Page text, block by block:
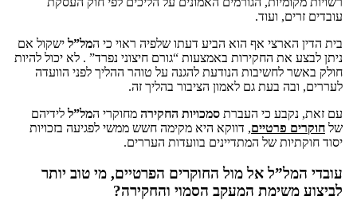
עובדים זרים, ועוד.
בית הדין הארצי אף הוא הביע דעתו שלפיה ראוי כי המל”ל ישקול אם
ניתן לבצע את החקירות באמצעות “גורם חיצוני נפרד” . לא יכול להיות
חולק באשר לחשיבות הנודעת להגנה על טוהר ההליך לפני הוועדה
לעררים, ובה בעת גם לאמון הציבור בהליך זה.
עם זאת, נקבע כי העברת סמכויות החקירה מחוקרי המל”ל לידיהם
של חוקרים פרטיים, דווקא היא מקימה חשש ממשי לפגיעה בזכויות
יסוד חוקתיות של המתדיינים בוועדות העררים.
עובדי המל”ל אל מול החוקרים הפרטיים, מי טוב יותר
לביצוע משימת המעקב הסמוי והחקירה?